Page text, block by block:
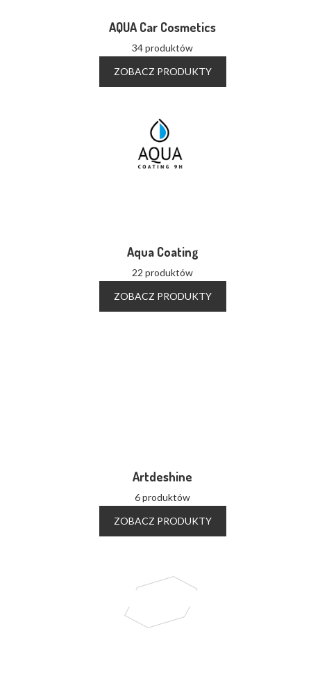
AQUA Car Cosmetics
34 produktów
ZOBACZ PRODUKTY
Aqua Coating
22 produktów
ZOBACZ PRODUKTY
Artdeshine
6 produktów
ZOBACZ PRODUKTY